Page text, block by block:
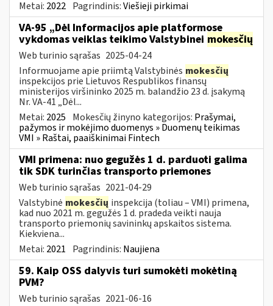
Metai: 2022 Pagrindinis:Viešieji pirkimai
VA-95 „Dėl Informacijos apie platformose
vykdomas veiklas teikimo Valstybinei mokesčių
Web turinio sąrašas 2025-04-24
Informuojame apie priimtą Valstybinės mokesčių
inspekcijos prie Lietuvos Respublikos finansų
ministerijos viršininko 2025 m. balandžio 23 d. įsakymą
Nr. VA-41 „Dėl...
Metai: 2025 Mokesčių žinyno kategorijos: Prašymai,
pažymos ir mokėjimo duomenys » Duomenų teikimas
VMI » Raštai, paaiškinimai Fintech
VMI primena: nuo gegužės 1 d. parduoti galima
tik SDK turinčias transporto priemones
Web turinio sąrašas 2021-04-29
Valstybinė mokesčių inspekcija (toliau – VMI) primena,
kad nuo 2021 m. gegužės 1 d. pradeda veikti nauja
transporto priemonių savininkų apskaitos sistema.
Kiekviena...
Metai: 2021 Pagrindinis: Naujiena
59. Kaip OSS dalyvis turi sumokėti mokėtiną
PVM?
Web turinio sąrašas 2021-06-16